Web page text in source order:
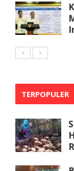
TERPOPULER